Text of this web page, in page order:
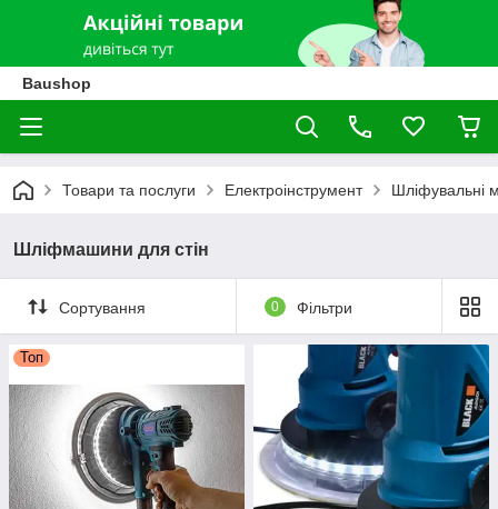
Baushop
Товари та послуги Електроінструмент Шліфувальні
Шліфмашини для стін
Сортування 0 Фільтри
Топ